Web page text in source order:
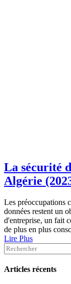
La sécurité
Algérie
Les préoccupations
données restent un
d'entreprise, un fait
de plus en plus
Lire Plus
Articles récents